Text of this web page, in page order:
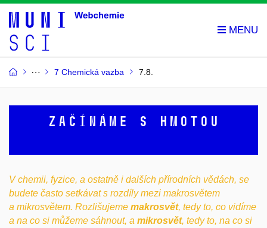
7 Chemická vazba 7.8.
Začínáme s hmotou
V chemii, fyzice, a ostatně i dalších přírodních vědách, se
budete často setkávat s rozdíly mezi makrosvětem
a mikrosvětem. Rozlišujeme makrosvět, tedy to, co vidíme
a na co si můžeme sáhnout, a mikrosvět, tedy to, na co si